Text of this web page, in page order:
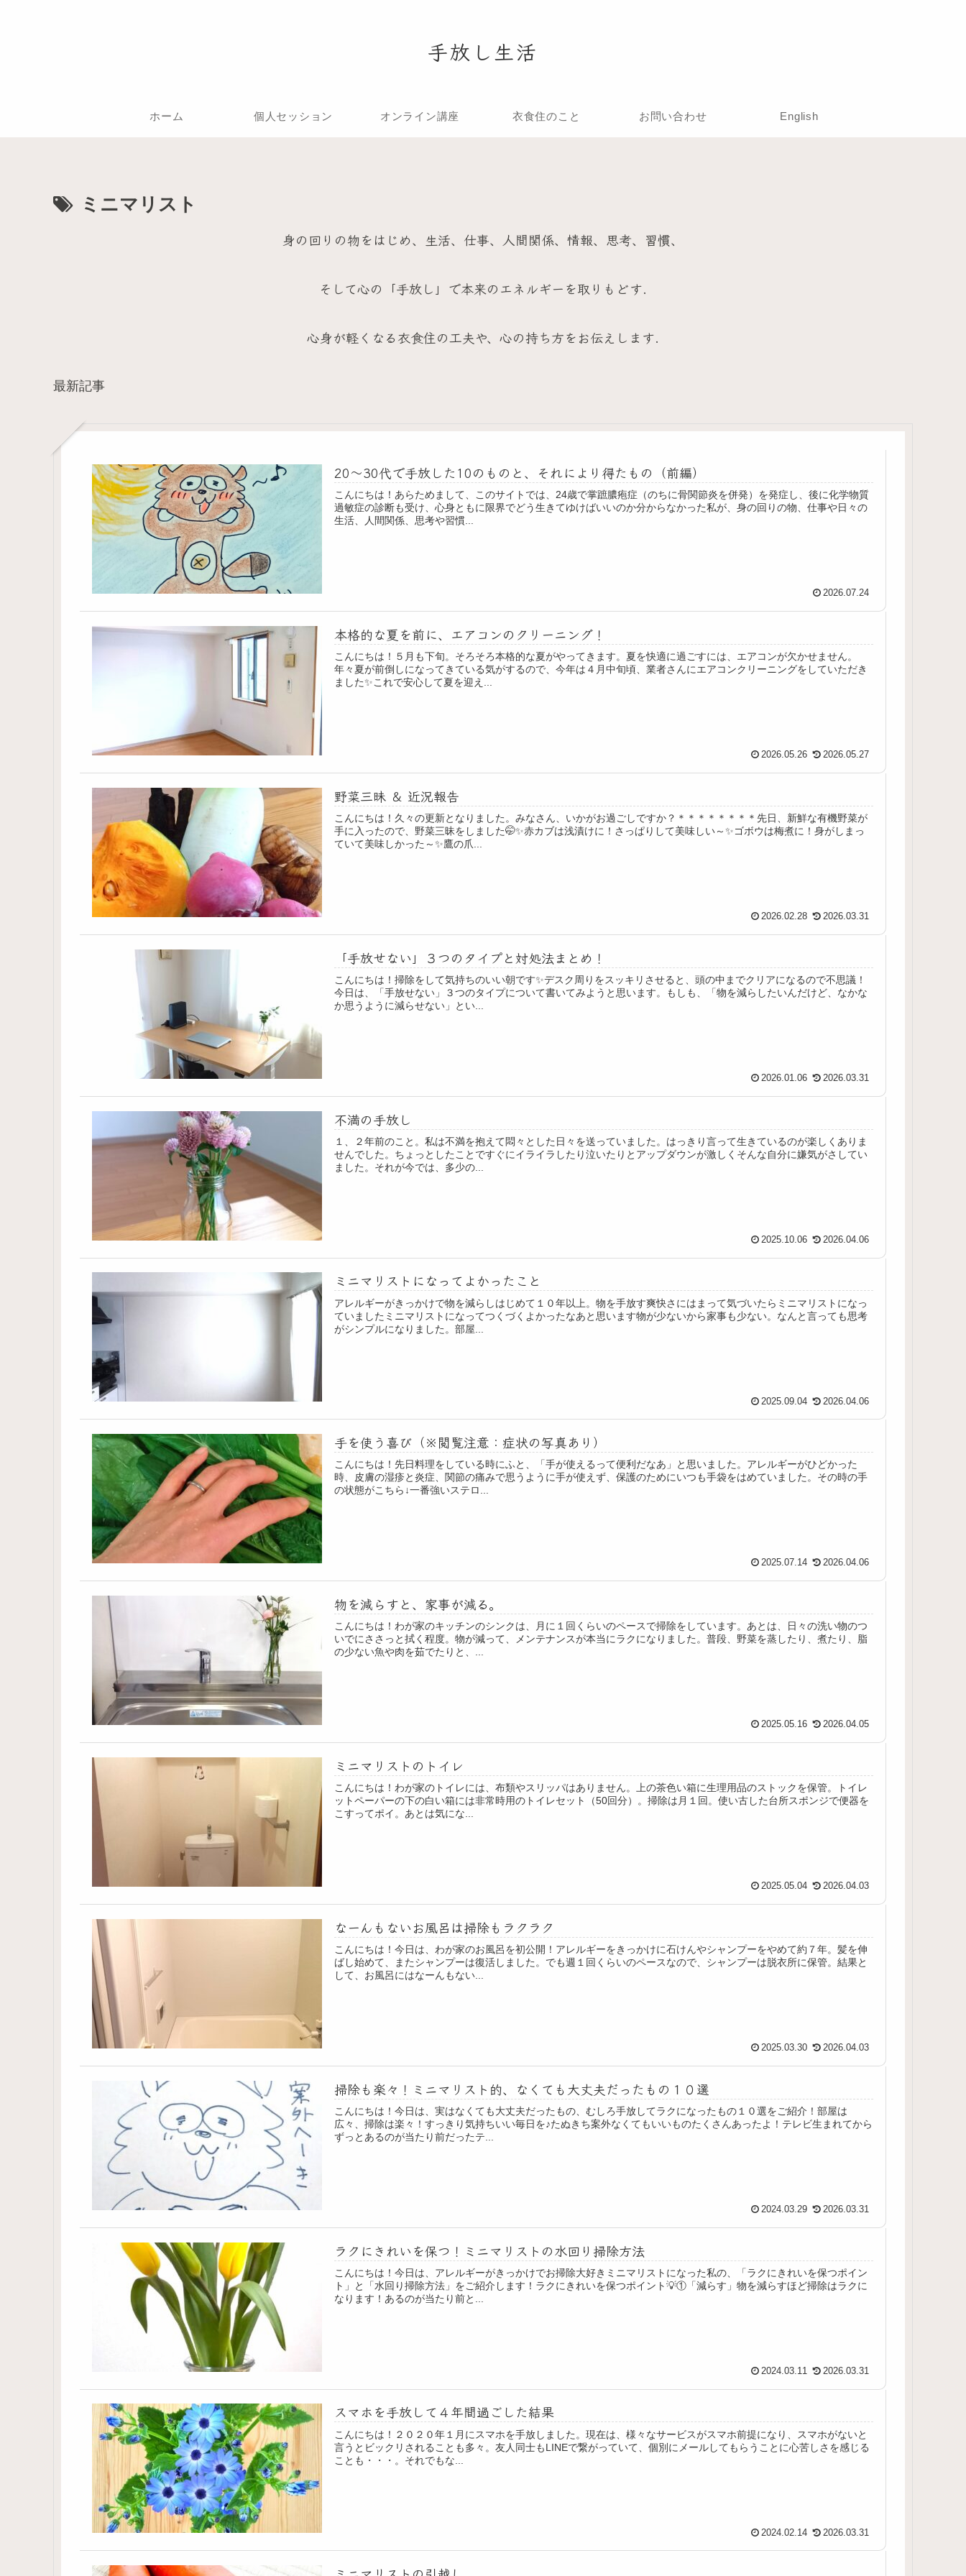
手放し生活
ホーム 個人セッション オンライン講座 衣食住のこと お問い合わせ English
ミニマリスト
身の回りの物をはじめ、生活、仕事、人間関係、情報、思考、習慣、
そして心の「手放し」で本来のエネルギーを取りもどす.
心身が軽くなる衣食住の工夫や、心の持ち方をお伝えします.
最新記事
20～30代で手放した10のものと、それにより得たもの（前編）
こんにちは！あらためまして、このサイトでは、24歳で掌蹠膿疱症（のちに骨関節炎を併発）を発症し、後に化学物質
過敏症の診断も受け、心身ともに限界でどう生きてゆけばいいのか分からなかった私が、身の回りの物、仕事や日々の
生活、人間関係、思考や習慣...
2026.07.24
本格的な夏を前に、エアコンのクリーニング！
こんにちは！５月も下旬。そろそろ本格的な夏がやってきます。夏を快適に過ごすには、エアコンが欠かせません。
年々夏が前倒しになってきている気がするので、今年は４月中旬頃、業者さんにエアコンクリーニングをしていただき
ました✨これで安心して夏を迎え...
2026.05.26 2026.05.27
野菜三昧 ＆ 近況報告
こんにちは！久々の更新となりました。みなさん、いかがお過ごしですか？＊＊＊＊＊＊＊＊先日、新鮮な有機野菜が
手に入ったので、野菜三昧をしました🤭✨赤カブは浅漬けに！さっぱりして美味しい～✨ゴボウは梅煮に！身がしまっ
ていて美味しかった～✨鷹の爪...
2026.02.28 2026.03.31
「手放せない」３つのタイプと対処法まとめ！
こんにちは！掃除をして気持ちのいい朝です✨デスク周りをスッキリさせると、頭の中までクリアになるので不思議！
今日は、「手放せない」３つのタイプについて書いてみようと思います。もしも、「物を減らしたいんだけど、なかな
か思うように減らせない」とい...
2026.01.06 2026.03.31
不満の手放し
１、２年前のこと。私は不満を抱えて悶々とした日々を送っていました。はっきり言って生きているのが楽しくありま
せんでした。ちょっとしたことですぐにイライラしたり泣いたりとアップダウンが激しくそんな自分に嫌気がさしてい
ました。それが今では、多少の...
2025.10.06 2026.04.06
ミニマリストになってよかったこと
アレルギーがきっかけで物を減らしはじめて１０年以上。物を手放す爽快さにはまって気づいたらミニマリストになっ
ていましたミニマリストになってつくづくよかったなあと思います物が少ないから家事も少ない。なんと言っても思考
がシンプルになりました。部屋...
2025.09.04 2026.04.06
手を使う喜び（※閲覧注意：症状の写真あり）
こんにちは！先日料理をしている時にふと、「手が使えるって便利だなあ」と思いました。アレルギーがひどかった
時、皮膚の湿疹と炎症、関節の痛みで思うように手が使えず、保護のためにいつも手袋をはめていました。その時の手
の状態がこちら↓一番強いステロ...
2025.07.14 2026.04.06
物を減らすと、家事が減る。
こんにちは！わが家のキッチンのシンクは、月に１回くらいのペースで掃除をしています。あとは、日々の洗い物のつ
いでにささっと拭く程度。物が減って、メンテナンスが本当にラクになりました。普段、野菜を蒸したり、煮たり、脂
の少ない魚や肉を茹でたりと、...
2025.05.16 2026.04.05
ミニマリストのトイレ
こんにちは！わが家のトイレには、布類やスリッパはありません。上の茶色い箱に生理用品のストックを保管。トイレ
ットペーパーの下の白い箱には非常時用のトイレセット（50回分）。掃除は月１回。使い古した台所スポンジで便器を
こすってポイ。あとは気にな...
2025.05.04 2026.04.03
なーんもないお風呂は掃除もラクラク
こんにちは！今日は、わが家のお風呂を初公開！アレルギーをきっかけに石けんやシャンプーをやめて約７年。髪を伸
ばし始めて、またシャンプーは復活しました。でも週１回くらいのペースなので、シャンプーは脱衣所に保管。結果と
して、お風呂にはなーんもない...
2025.03.30 2026.04.03
掃除も楽々！ミニマリスト的、なくても大丈夫だったもの１０選
こんにちは！今日は、実はなくても大丈夫だったもの、むしろ手放してラクになったもの１０選をご紹介！部屋は
広々、掃除は楽々！すっきり気持ちいい毎日を♪たぬきち案外なくてもいいものたくさんあったよ！テレビ生まれてから
ずっとあるのが当たり前だったテ...
2024.03.29 2026.03.31
ラクにきれいを保つ！ミニマリストの水回り掃除方法
こんにちは！今日は、アレルギーがきっかけでお掃除大好きミニマリストになった私の、「ラクにきれいを保つポイン
ト」と「水回り掃除方法」をご紹介します！ラクにきれいを保つポイント💡①「減らす」物を減らすほど掃除はラクに
なります！あるのが当たり前と...
2024.03.11 2026.03.31
スマホを手放して４年間過ごした結果
こんにちは！２０２０年１月にスマホを手放しました。現在は、様々なサービスがスマホ前提になり、スマホがないと
言うとビックリされることも多々。友人同士もLINEで繋がっていて、個別にメールしてもらうことに心苦しさを感じる
ことも・・・。それでもな...
2024.02.14 2026.03.31